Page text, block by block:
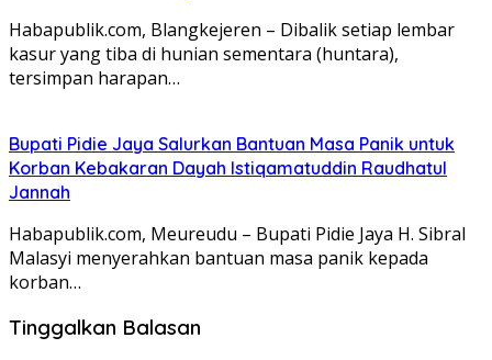
Habapublik.com, Blangkejeren – Dibalik setiap lembar
kasur yang tiba di hunian sementara (huntara),
tersimpan harapan…
Bupati Pidie Jaya Salurkan Bantuan Masa Panik untuk
Korban Kebakaran Dayah Istiqamatuddin Raudhatul
Jannah
Habapublik.com, Meureudu – Bupati Pidie Jaya H. Sibral
Malasyi menyerahkan bantuan masa panik kepada
korban…
Tinggalkan Balasan